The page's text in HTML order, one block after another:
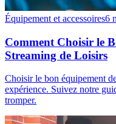
Équipement et accessoires6
Comment Choisir le
Streaming de Loisirs
Choisir le bon équipement
expérience. Suivez notre
tromper.